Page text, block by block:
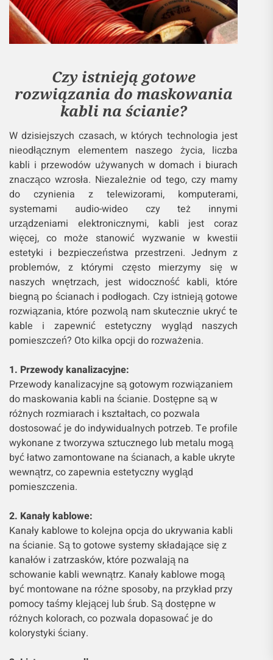
Czy istnieją gotowe
rozwiązania do maskowania
kabli na ścianie?
W dzisiejszych czasach, w których technologia jest
nieodłącznym elementem naszego życia, liczba
kabli i przewodów używanych w domach i biurach
znacząco wzrosła. Niezależnie od tego, czy mamy
do czynienia z telewizorami, komputerami,
systemami audio-wideo czy też innymi
urządzeniami elektronicznymi, kabli jest coraz
więcej, co może stanowić wyzwanie w kwestii
estetyki i bezpieczeństwa przestrzeni. Jednym z
problemów, z którymi często mierzymy się w
naszych wnętrzach, jest widoczność kabli, które
biegną po ścianach i podłogach. Czy istnieją gotowe
rozwiązania, które pozwolą nam skutecznie ukryć te
kable i zapewnić estetyczny wygląd naszych
pomieszczeń? Oto kilka opcji do rozważenia.
1. Przewody kanalizacyjne:
Przewody kanalizacyjne są gotowym rozwiązaniem
do maskowania kabli na ścianie. Dostępne są w
różnych rozmiarach i kształtach, co pozwala
dostosować je do indywidualnych potrzeb. Te profile
wykonane z tworzywa sztucznego lub metalu mogą
być łatwo zamontowane na ścianach, a kable ukryte
wewnątrz, co zapewnia estetyczny wygląd
pomieszczenia.
2. Kanały kablowe:
Kanały kablowe to kolejna opcja do ukrywania kabli
na ścianie. Są to gotowe systemy składające się z
kanałów i zatrzasków, które pozwalają na
schowanie kabli wewnątrz. Kanały kablowe mogą
być montowane na różne sposoby, na przykład przy
pomocy taśmy klejącej lub śrub. Są dostępne w
różnych kolorach, co pozwala dopasować je do
kolorystyki ściany.